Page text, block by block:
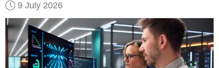
9 July 2026